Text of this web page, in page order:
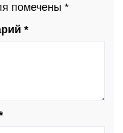
помечены *
*